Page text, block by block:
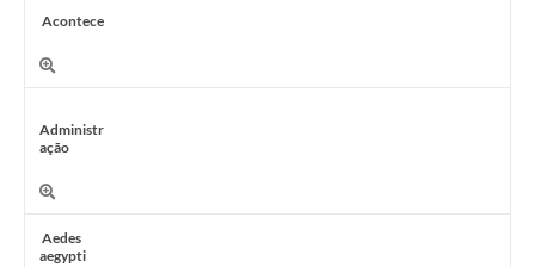
Acontece
Administr
ação
Aedes
aegypti